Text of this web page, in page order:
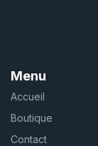
Menu
Accueil
Boutique
Contact